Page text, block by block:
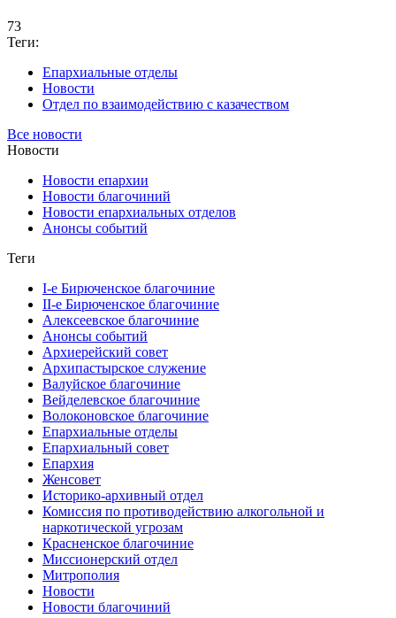
73
Теги:
Епархиальные отделы
Новости
Отдел по взаимодействию с казачеством
Все новости
Новости
Новости епархии
Новости благочиний
Новости епархиальных отделов
Анонсы событий
Теги
I-е Бирюченское благочиние
II-е Бирюченское благочиние
Алексеевское благочиние
Анонсы событий
Архиерейский совет
Архипастырское служение
Валуйское благочиние
Вейделевское благочиние
Волоконовское благочиние
Епархиальные отделы
Епархиальный совет
Епархия
Женсовет
Историко-архивный отдел
Комиссия по противодействию алкогольной и
наркотической угрозам
Красненское благочиние
Миссионерский отдел
Митрополия
Новости
Новости благочиний